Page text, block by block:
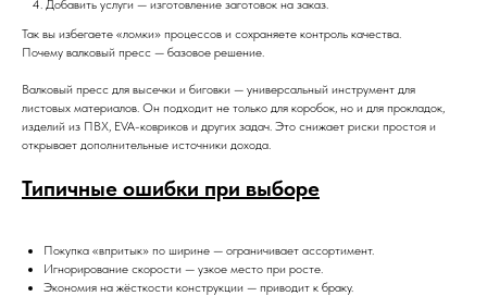
Добавить услуги — изготовление заготовок на заказ.
Так вы избегаете «ломки» процессов и сохраняете контроль качества.
Почему валковый пресс — базовое решение.
Валковый пресс для высечки и биговки — универсальный инструмент для
листовых материалов. Он подходит не только для коробок, но и для прокладок,
изделий из ПВХ, EVA-ковриков и других задач. Это снижает риски простоя и
открывает дополнительные источники дохода.
Типичные ошибки при выборе
Покупка «впритык» по ширине — ограничивает ассортимент.
Игнорирование скорости — узкое место при росте.
Экономия на жёсткости конструкции — приводит к браку.